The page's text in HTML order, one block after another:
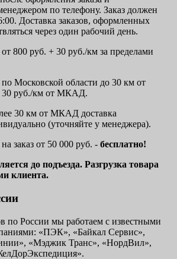
по телефону. Заказ должен
Доставка заказов, оформленных
через один рабочий день.
800 руб. + 30 руб./км за пределами
Московской области до 30 км от
руб./км от МКАД.
30 км от МКАД доставка
(уточняйте у менеджера).
заказ от 50 000 руб. - бесплатно!
до подъезда. Разгрузка товара
клиента.
по России мы работаем с известными
«ПЭК», «Байкал Сервис»,
«Мэджик Транс», «НордВил»,